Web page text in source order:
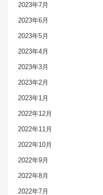
2023年7月
2023年6月
2023年5月
2023年4月
2023年3月
2023年2月
2023年1月
2022年12月
2022年11月
2022年10月
2022年9月
2022年8月
2022年7月